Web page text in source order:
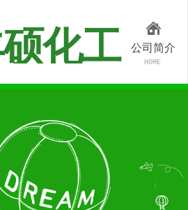
化工 公司简介
HOME